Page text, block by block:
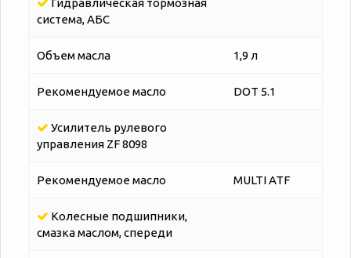
Гидравлическая тормозная
система, АБС
Объем масла 1,9 л
Рекомендуемое масло DOT 5.1
Усилитель рулевого
управления ZF 8098
Рекомендуемое масло MULTI ATF
Колесные подшипники,
смазка маслом, спереди